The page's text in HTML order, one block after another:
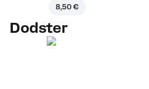
8,50 €
Dodster